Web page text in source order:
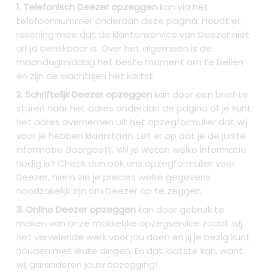
1. Telefonisch Deezer opzeggen kan via het
telefoonnummer onderaan deze pagina. Houdt er
rekening mee dat de klantenservice van Deezer niet
altijd bereikbaar is. Over het algemeen is de
maandagmiddag het beste moment om te bellen
en zijn de wachtrijen het kortst.
2. Schriftelijk Deezer opzeggen kan door een brief te
sturen naar het adres onderaan de pagina of je kunt
het adres overnemen uit het opzegformulier dat wij
voor je hebben klaarstaan. Let er op dat je de juiste
informatie doorgeeft. Wil je weten welke informatie
nodig is? Check dan ook ons opzegformulier voor
Deezer, hierin zie je precies welke gegevens
noodzakelijk zijn om Deezer op te zeggen.
3. Online Deezer opzeggen kan door gebruik te
maken van onze makkelijke opzegservice zodat wij
het vervelende werk voor jou doen en jij je bezig kunt
houden met leuke dingen. En dat laatste kan, want
wij garanderen jouw opzegging!